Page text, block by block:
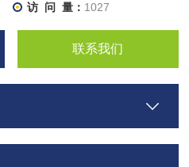
访 问 量： 1027
联系我们